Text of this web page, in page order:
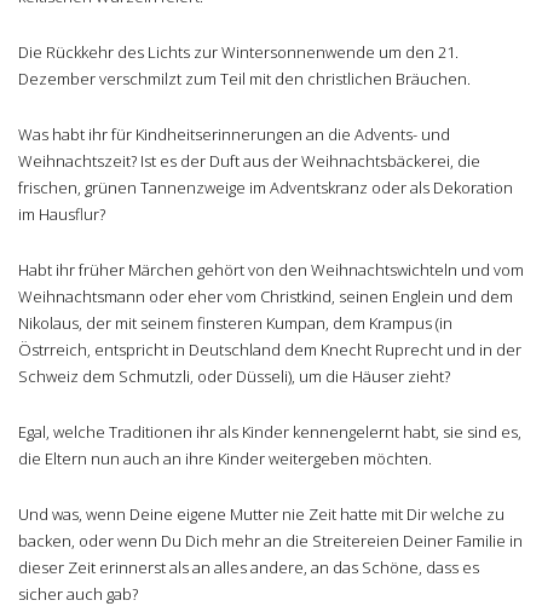
Die Rückkehr des Lichts zur Wintersonnenwende um den 21.
Dezember verschmilzt zum Teil mit den christlichen Bräuchen.
Was habt ihr für Kindheitserinnerungen an die Advents- und
Weihnachtszeit? Ist es der Duft aus der Weihnachtsbäckerei, die
frischen, grünen Tannenzweige im Adventskranz oder als Dekoration
im Hausflur?
Habt ihr früher Märchen gehört von den Weihnachtswichteln und vom
Weihnachtsmann oder eher vom Christkind, seinen Englein und dem
Nikolaus, der mit seinem finsteren Kumpan, dem Krampus (in
Östrreich, entspricht in Deutschland dem Knecht Ruprecht und in der
Schweiz dem Schmutzli, oder Düsseli), um die Häuser zieht?
Egal, welche Traditionen ihr als Kinder kennengelernt habt, sie sind es,
die Eltern nun auch an ihre Kinder weitergeben möchten.
Und was, wenn Deine eigene Mutter nie Zeit hatte mit Dir welche zu
backen, oder wenn Du Dich mehr an die Streitereien Deiner Familie in
dieser Zeit erinnerst als an alles andere, an das Schöne, dass es
sicher auch gab?